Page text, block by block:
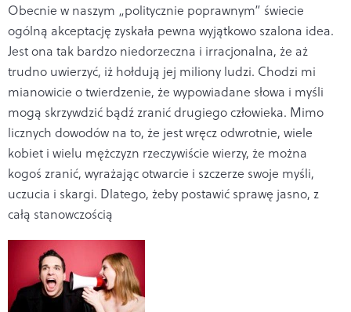
Obecnie w naszym „politycznie poprawnym” świe­cie
ogólną akceptację zyskała pewna wyjątkowo szalo­na idea.
Jest ona tak bardzo niedorzeczna i irracjonal­na, że aż
trudno uwierzyć, iż hołdują jej miliony ludzi. Chodzi mi
mianowicie o twierdzenie, że wypowiadane słowa i myśli
mogą skrzywdzić bądź zranić drugiego człowieka. Mimo
licznych dowodów na to, że jest wręcz odwrotnie, wiele
kobiet i wielu mężczyzn rzeczywiście wierzy, że można
kogoś zranić, wyrażając otwarcie i szcze­rze swoje myśli,
uczucia i skargi. Dlatego, żeby posta­wić sprawę jasno, z
całą stanowczością